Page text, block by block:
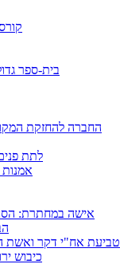
בית-ספר
החברה להחזקת
לתת
אמנות
אישה במחתרת:
טביעת אח"י דקר ואשת
כיבוש